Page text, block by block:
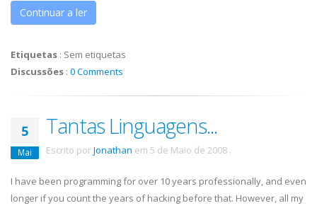
Continuar a ler
Etiquetas : Sem etiquetas
Discussões : 0 Comments
5
Mai
Tantas Linguagens...
Escrito porJonathan em 5 de Maio de 2008 .
I have been programming for over 10 years professionally, and even
longer if you count the years of hacking before that. However, all my